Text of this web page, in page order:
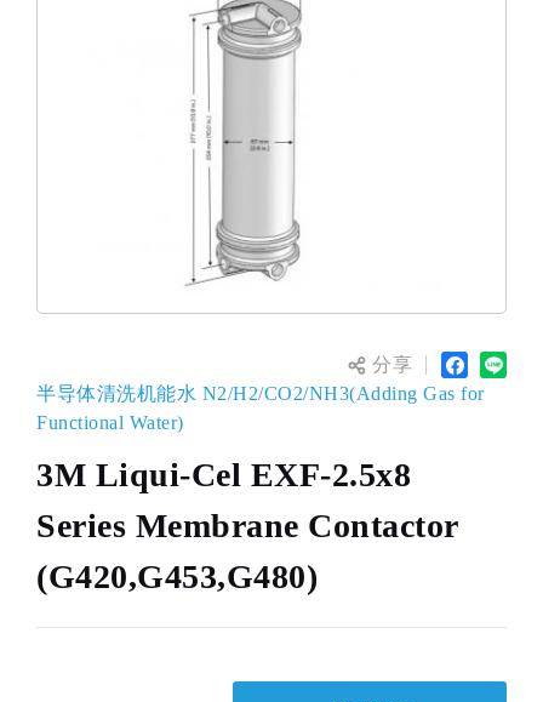
分享
半导体清洗机能水 N2/H2/CO2/NH3(Adding Gas for
Functional Water)
3M Liqui-Cel EXF-2.5x8
Series Membrane Contactor
(G420,G453,G480)